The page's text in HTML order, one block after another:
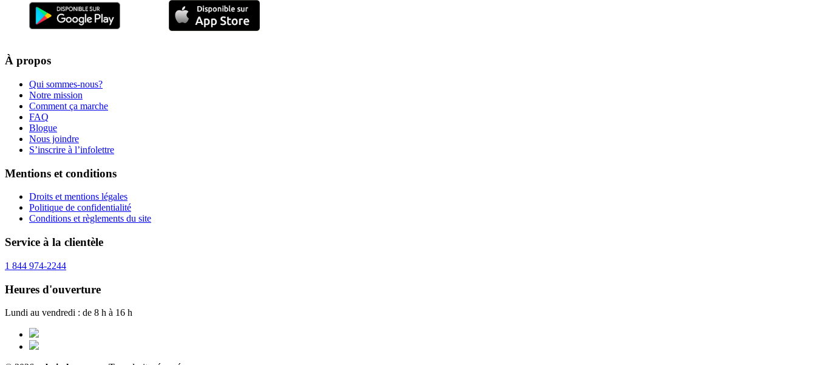
À propos
Qui sommes-nous?
Notre mission
Comment ça marche
FAQ
Blogue
Nous joindre
S’inscrire à l’infolettre
Mentions et conditions
Droits et mentions légales
Politique de confidentialité
Conditions et règlements du site
Service à la clientèle
1 844 974-2244
Heures d'ouverture
Lundi au vendredi : de 8 h à 16 h